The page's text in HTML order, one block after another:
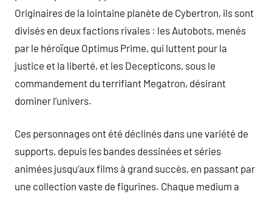
Originaires de la lointaine planète de Cybertron, ils sont
divisés en deux factions rivales : les Autobots, menés
par le héroïque Optimus Prime, qui luttent pour la
justice et la liberté, et les Decepticons, sous le
commandement du terrifiant Megatron, désirant
dominer l’univers.
Ces personnages ont été déclinés dans une variété de
supports, depuis les bandes dessinées et séries
animées jusqu’aux films à grand succès, en passant par
une collection vaste de figurines. Chaque medium a